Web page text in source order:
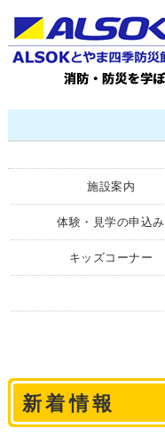
施設案内
体験・見学の申込み
キッズコーナー
新着情報